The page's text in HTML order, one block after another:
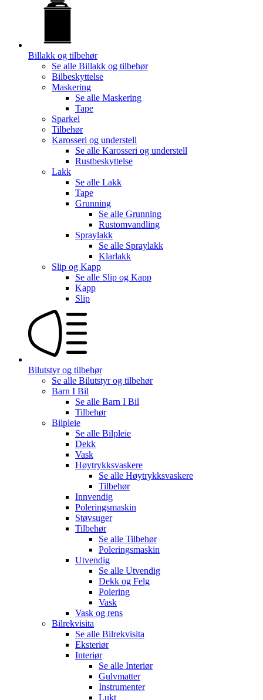
Billakk og tilbehør
Se alle Billakk og tilbehør
Bilbeskyttelse
Maskering
Se alle Maskering
Tape
Sparkel
Tilbehør
Karosseri og understell
Se alle Karosseri og understell
Rustbeskyttelse
Lakk
Se alle Lakk
Tape
Grunning
Se alle Grunning
Rustomvandling
Spraylakk
Se alle Spraylakk
Klarlakk
Slip og Kapp
Se alle Slip og Kapp
Kapp
Slip
Bilutstyr og tilbehør
Se alle Bilutstyr og tilbehør
Barn I Bil
Se alle Barn I Bil
Tilbehør
Bilpleie
Se alle Bilpleie
Dekk
Vask
Høytrykksvaskere
Se alle Høytrykksvaskere
Tilbehør
Innvendig
Poleringsmaskin
Støvsuger
Tilbehør
Se alle Tilbehør
Poleringsmaskin
Utvendig
Se alle Utvendig
Dekk og Felg
Polering
Vask
Vask og rens
Bilrekvisita
Se alle Bilrekvisita
Eksteriør
Interiør
Se alle Interiør
Gulvmatter
Instrumenter
Lukt